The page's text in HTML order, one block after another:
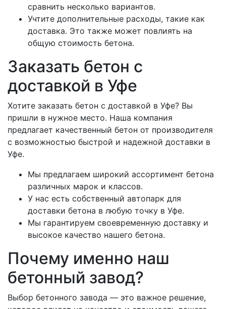
сравнить несколько вариантов.
Учтите дополнительные расходы, такие как
доставка. Это также может повлиять на
общую стоимость бетона.
Заказать бетон с
доставкой в Уфе
Хотите заказать бетон с доставкой в Уфе? Вы
пришли в нужное место. Наша компания
предлагает качественный бетон от производителя
с возможностью быстрой и надежной доставки в
Уфе.
Мы предлагаем широкий ассортимент бетона
различных марок и классов.
У нас есть собственный автопарк для
доставки бетона в любую точку в Уфе.
Мы гарантируем своевременную доставку и
высокое качество нашего бетона.
Почему именно наш
бетонный завод?
Выбор бетонного завода — это важное решение,